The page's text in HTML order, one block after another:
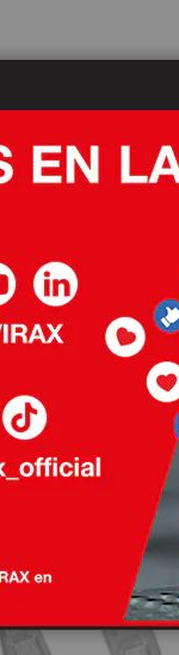
Actualidades